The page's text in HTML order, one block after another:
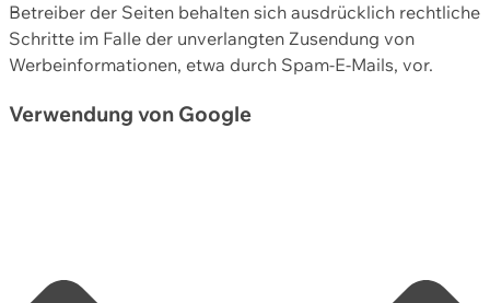
Betreiber der Seiten behalten sich ausdrücklich rechtliche
Schritte im Falle der unverlangten Zusendung von
Werbeinformationen, etwa durch Spam-E-Mails, vor.
Verwendung von Google